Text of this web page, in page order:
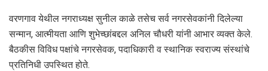
वरणगाव येथील नगराध्यक्ष सुनील काळे तसेच सर्व नगरसेवकांनी दिलेल्या
सन्मान, आत्मीयता आणि शुभेच्छांबद्दल अनिल चौधरी यांनी आभार व्यक्त केले.
बैठकीस विविध पक्षांचे नगरसेवक, पदाधिकारी व स्थानिक स्वराज्य संस्थांचे
प्रतिनिधी उपस्थित होते.